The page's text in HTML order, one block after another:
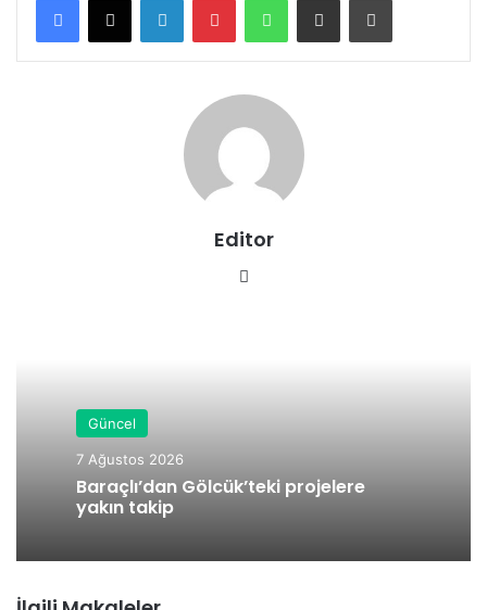
Editor
Güncel
7 Ağustos 2026
Baraçlı’dan Gölcük’teki projelere
yakın takip